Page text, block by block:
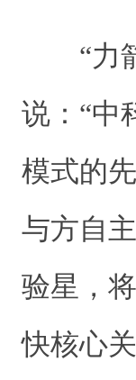
“力箭
说：“中
模式的
与方自
验星，
快核心